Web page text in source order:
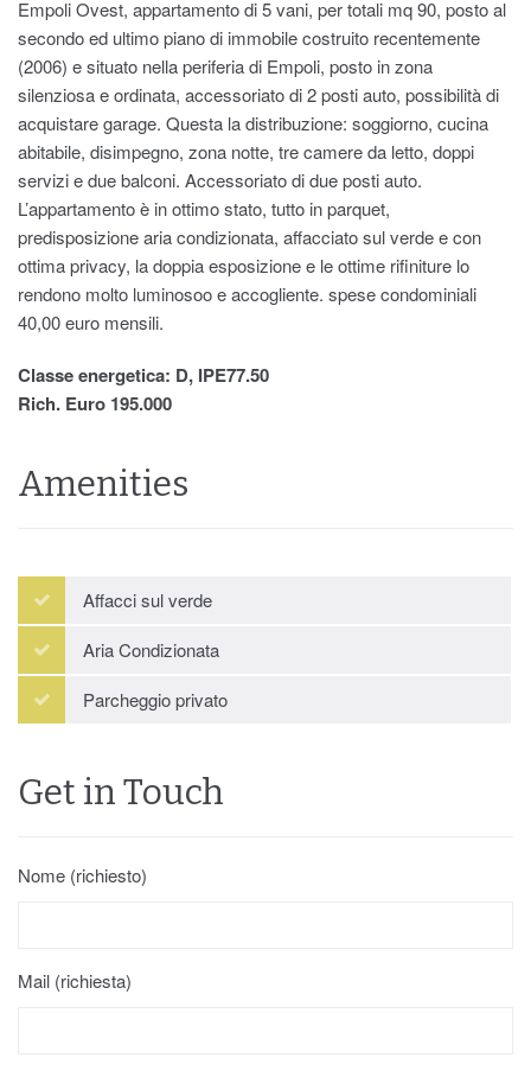
Empoli Ovest, appartamento di 5 vani, per totali mq 90, posto al
secondo ed ultimo piano di immobile costruito recentemente
(2006) e situato nella periferia di Empoli, posto in zona
silenziosa e ordinata, accessoriato di 2 posti auto, possibilità di
acquistare garage. Questa la distribuzione: soggiorno, cucina
abitabile, disimpegno, zona notte, tre camere da letto, doppi
servizi e due balconi. Accessoriato di due posti auto.
L’appartamento è in ottimo stato, tutto in parquet,
predisposizione aria condizionata, affacciato sul verde e con
ottima privacy, la doppia esposizione e le ottime rifiniture lo
rendono molto luminosoo e accogliente. spese condominiali
40,00 euro mensili.
Classe energetica: D, IPE77.50
Rich. Euro 195.000
Amenities
Affacci sul verde
Aria Condizionata
Parcheggio privato
Get in Touch
Nome (richiesto)
Mail (richiesta)